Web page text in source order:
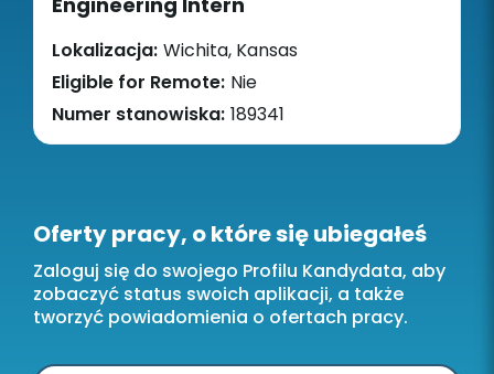
Lokalizacja: Wichita, Kansas
Eligible for Remote: Nie
Numer stanowiska: 189341
Oferty pracy, o które się ubiegałeś
Zaloguj się do swojego Profilu Kandydata, aby
zobaczyć status swoich aplikacji, a także
tworzyć powiadomienia o ofertach pracy.